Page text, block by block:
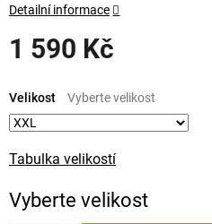
1 590 Kč
cena:
Tabulka velikostí
Velikost
Detailní informace